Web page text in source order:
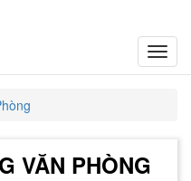
VĂN PHÒNG